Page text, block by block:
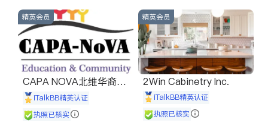
建筑合同、刑事案件全包办
信托/遗嘱
商业
索赔
律师-其它 保释
精英会员
CAPA NOVA北维华裔家
长会iTalkBB精英认证
执照已核实
精英会员
2Win Cabinetry Inc.
iTalkBB精英认证
执照已核实